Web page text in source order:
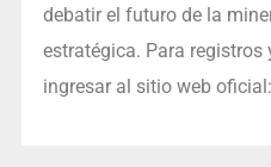
debatir el futuro de la
estratégica. Para
ingresar al sitio web oficial: